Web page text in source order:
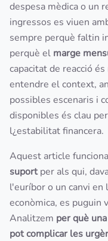
despesa mèdica o un
ingressos es viuen
sempre perquè faltin
perquè el marge
capacitat de reacció
entendre el context,
possibles escenaris i
disponibles és clau
l¿estabilitat financera.
Aquest article
suportper als qui,
l'euríbor o un canvi en
econòmica, es puguin
Analitzem per què
pot complicar les